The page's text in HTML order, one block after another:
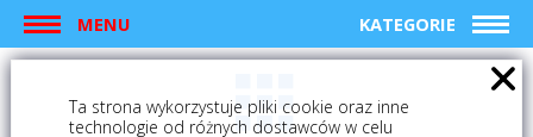
MENU KATEGORIE
Ta strona wykorzystuje pliki cookie oraz inne
technologie od różnych dostawców w celu